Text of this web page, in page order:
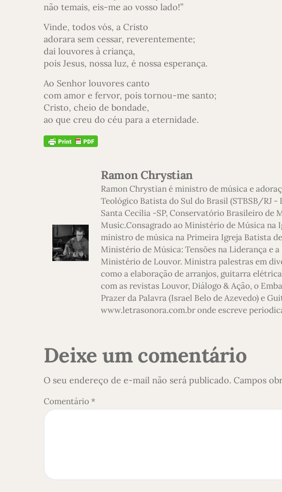
não temais, eis-me ao vosso lado!”
Vinde, todos vós, a Cristo
adorara sem cessar, reverentemente;
dai louvores à criança,
pois Jesus, nossa luz, é nossa esperança.
Ao Senhor louvores canto
com amor e fervor, pois tornou-me santo;
Cristo, cheio de bondade,
ao que creu do céu para a eternidade.
Ramon Chrystian
Ramon Chrystian é ministro de música e
Teológico Batista do Sul do Brasil (STBSB/RJ
Santa Cecília -SP, Conservatório Brasileiro de
Music.Consagrado ao Ministério de Música
ministro de música na Primeira Igreja Batista
Ministério de Música: Tensões na Liderança e
Ministério de Louvor. Ministra palestras em
como a elaboração de arranjos, guitarra
com as revistas Louvor, Diálogo & Ação, o
Prazer da Palavra (Israel Belo de Azevedo) e
www.letrasonora.com.br onde escreve
Deixe um comentário
O seu endereço de e-mail não será publicado. Campos
Comentário*